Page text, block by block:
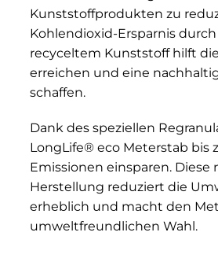
Kunststoffprodukten zu
Kohlendioxid-Ersparnis
recyceltem Kunststoff hilft
erreichen und eine
schaffen.
Dank des speziellen
LongLife® eco Meterstab bis
Emissionen einsparen. Diese
Herstellung reduziert die
erheblich und macht den
umweltfreundlichen Wahl.